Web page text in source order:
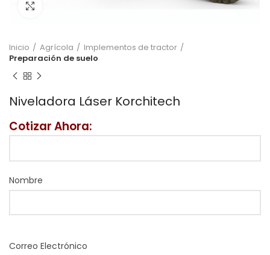
Inicio Agrícola
Implementos de tractor
Preparación de suelo
Niveladora Láser Korchitech
Cotizar Ahora:
Nombre
Correo Electrónico